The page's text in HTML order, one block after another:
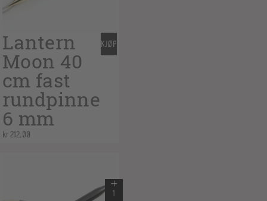
Lantern
Moon 40
cm fast
rundpinne
6 mm
kr 212,00
KJØP